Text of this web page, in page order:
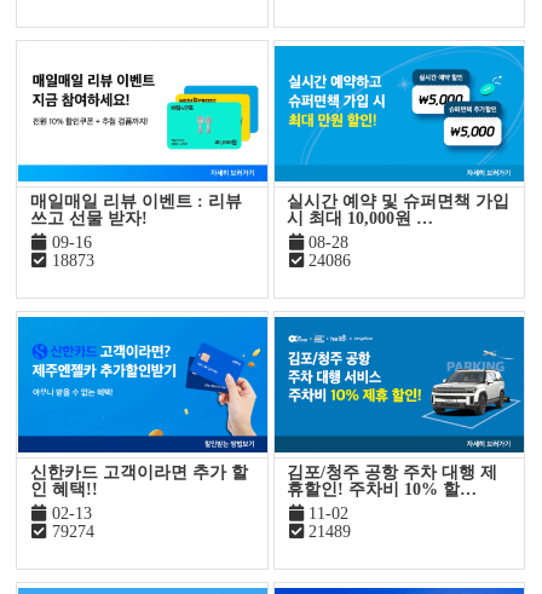
매일매일 리뷰 이벤트 : 리뷰
쓰고 선물 받자!
09-16
18873
실시간 예약 및 슈퍼면책 가입
시 최대 10,000원 …
08-28
24086
신한카드 고객이라면 추가 할
인 혜택!!
02-13
79274
김포/청주 공항 주차 대행 제
휴할인! 주차비 10% 할…
11-02
21489